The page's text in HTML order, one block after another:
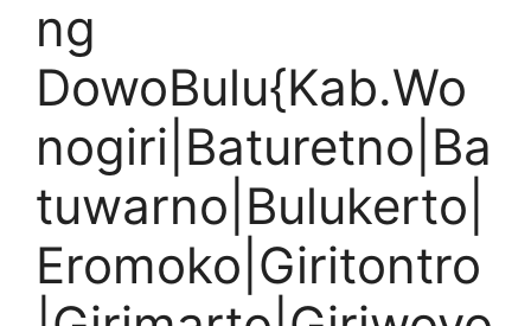
ng
DowoBulu{Kab.Wo
nogiri|Baturetno|Ba
tuwarno|Bulukerto|
Eromoko|Giritontro